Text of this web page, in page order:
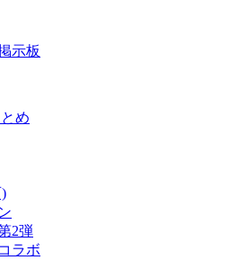
示板
め
2弾
ラボ